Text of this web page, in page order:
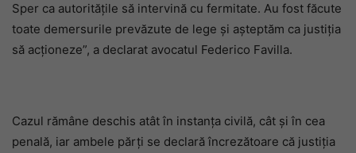
Sper ca autoritățile să intervină cu fermitate. Au fost făcute
toate demersurile prevăzute de lege și așteptăm ca justiția
să acționeze”, a declarat avocatul Federico Favilla.
Cazul rămâne deschis atât în instanța civilă, cât și în cea
penală, iar ambele părți se declară încrezătoare că justiția